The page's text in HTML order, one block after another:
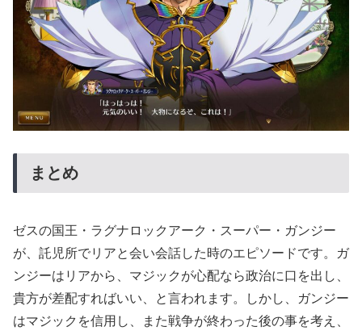
まとめ
ゼスの国王・ラグナロックアーク・スーパー・ガンジー
が、託児所でリアと会い会話した時のエピソードです。ガ
ンジーはリアから、マジックが心配なら政治に口を出し、
貴方が差配すればいい、と言われます。しかし、ガンジー
はマジックを信用し、また戦争が終わった後の事を考え、